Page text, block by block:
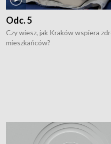
Odc. 5
Czy wiesz, jak Kraków wspiera
mieszkańców?